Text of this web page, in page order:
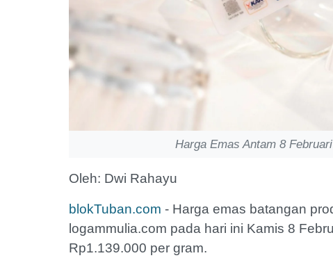
Harga Emas Antam 8
Oleh: Dwi Rahayu
blokTuban.com - Harga emas batangan
logammulia.com pada hari ini Kamis 8
Rp1.139.000 per gram.